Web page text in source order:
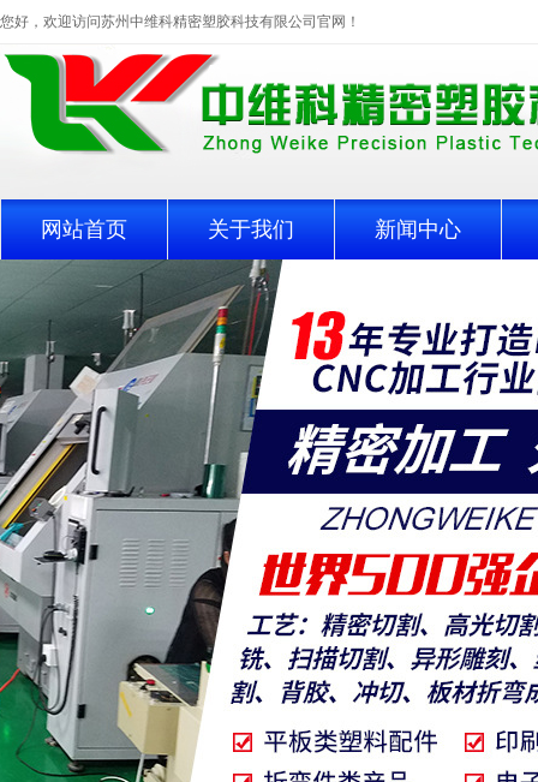
您好，欢迎访问苏州中维科精密塑胶科技有限公司官网！
网站首页 关于我们 新闻中心